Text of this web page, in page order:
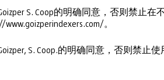
S. Coop的明确同意，否则禁止
。
S. Coop.的明确同意，否则禁